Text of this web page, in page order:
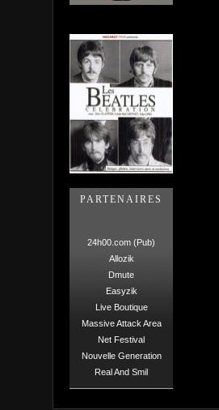
PARTENAIRES
24h00.com (Pub)
Allozik
Dmute
Easyzik
Live Boutique
Massive Attack Area
Net Festival
Nouvelle Generation
Real And Smil